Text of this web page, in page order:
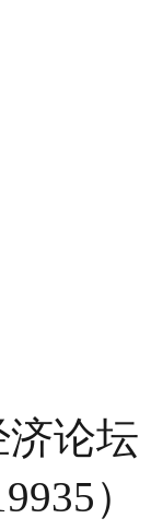
论
）